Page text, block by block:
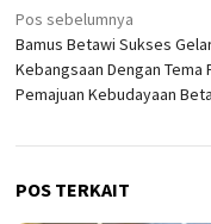
Navigasi
pos
Pos sebelumnya
Bamus Betawi Sukses
Kebangsaan Dengan Tema
Pemajuan Kebudayaan
POS TERKAIT